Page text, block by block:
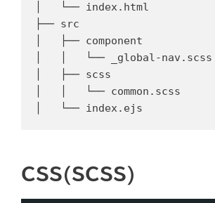
│   └── index.html
├── src
│   ├── component
│   │   └── _global-nav.scss
│   ├── scss
│   │   └── common.scss
CSS(SCSS)